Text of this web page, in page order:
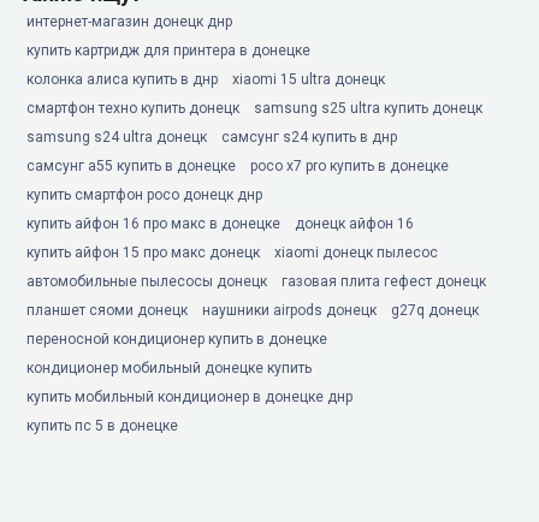
интернет-магазин донецк днр
купить картридж для принтера в донецке
колонка алиса купить в днр
xiaomi 15 ultra донецк
смартфон техно купить донецк
samsung s25 ultra купить донецк
samsung s24 ultra донецк
самсунг s24 купить в днр
самсунг а55 купить в донецке
poco x7 pro купить в донецке
купить смартфон poco донецк днр
купить айфон 16 про макс в донецке
донецк айфон 16
купить айфон 15 про макс донецк
xiaomi донецк пылесос
автомобильные пылесосы донецк
газовая плита гефест донецк
планшет сяоми донецк
наушники airpods донецк
g27q донецк
переносной кондиционер купить в донецке
кондиционер мобильный донецке купить
купить мобильный кондиционер в донецке днр
купить пс 5 в донецке